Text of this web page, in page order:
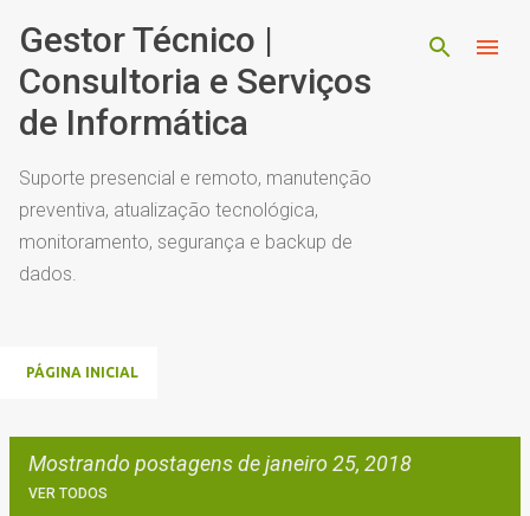
Pular para o conteúdo principal
Gestor Técnico |
Consultoria e Serviços
de Informática
Suporte presencial e remoto, manutenção
preventiva, atualização tecnológica,
monitoramento, segurança e backup de
dados.
PÁGINA INICIAL
Mostrando postagens de janeiro 25, 2018
VER TODOS